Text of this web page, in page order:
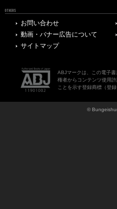
OTHERS
お問い合わせ
動画・バナー広告について
サイトマップ
ABJマークは、この電子
権者からコンテンツ使用
ことを示す登録商標（登
©